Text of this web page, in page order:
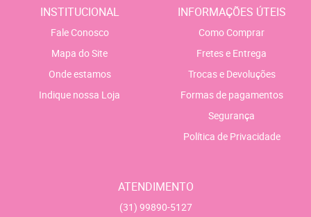
INSTITUCIONAL
Fale Conosco
Mapa do Site
Onde estamos
Indique nossa Loja
INFORMAÇÕES ÚTEIS
Como Comprar
Fretes e Entrega
Trocas e Devoluções
Formas de pagamentos
Segurança
Política de Privacidade
ATENDIMENTO
(31) 99890-5127